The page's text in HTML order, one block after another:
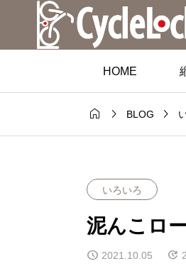
HOME
  BLOG 
いろいろ
泥んこロ
2021.10.05